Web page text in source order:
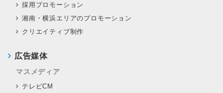
採用プロモーション
湘南・横浜エリアのプロモーション
クリエイティブ制作
広告媒体
マスメディア
テレビCM